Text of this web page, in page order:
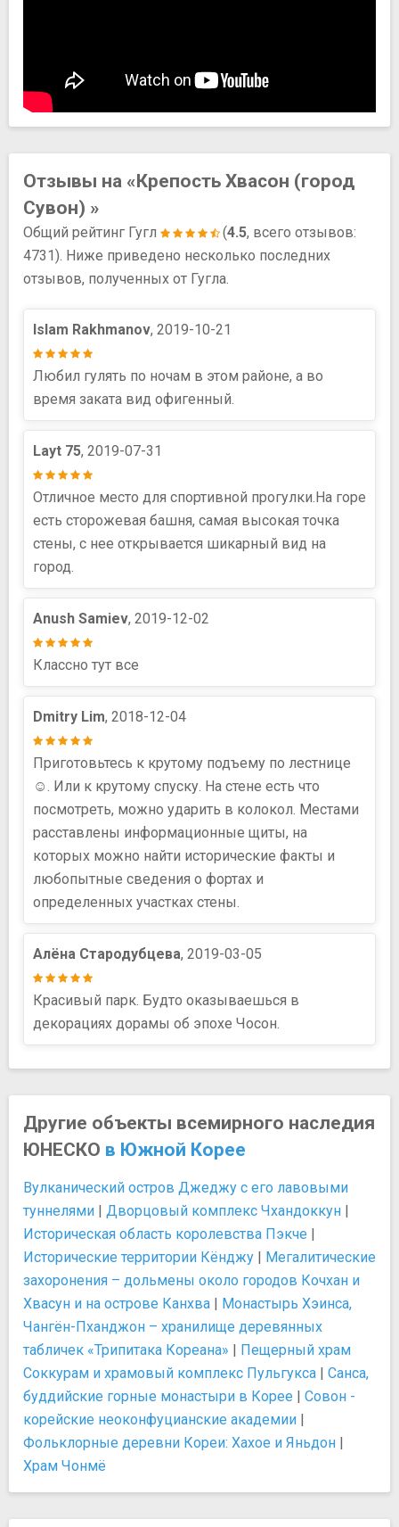
Отзывы на «Крепость Хвасон (город
Сувон) »
Общий рейтинг Гугл (4.5, всего отзывов:
4731). Ниже приведено несколько последних
отзывов, полученных от Гугла.
Islam Rakhmanov, 2019-10-21
Любил гулять по ночам в этом районе, а во
время заката вид офигенный.
Layt 75, 2019-07-31
Отличное место для спортивной прогулки.На горе
есть сторожевая башня, самая высокая точка
стены, с нее открывается шикарный вид на
город.
Anush Samiev, 2019-12-02
Классно тут все
Dmitry Lim, 2018-12-04
Приготовьтесь к крутому подъему по лестнице
☺. Или к крутому спуску. На стене есть что
посмотреть, можно ударить в колокол. Местами
расставлены информационные щиты, на
которых можно найти исторические факты и
любопытные сведения о фортах и
определенных участках стены.
Алёна Стародубцева, 2019-03-05
Красивый парк. Будто оказываешься в
декорациях дорамы об эпохе Чосон.
Другие объекты всемирного наследия
ЮНЕСКО в Южной Корее
Вулканический остров Джеджу с его лавовыми
туннелями | Дворцовый комплекс Чхандоккун |
Историческая область королевства Пэкче |
Исторические территории Кёнджу | Мегалитические
захоронения – дольмены около городов Кочхан и
Хвасун и на острове Канхва | Монастырь Хэинса,
Чангён-Пханджон – хранилище деревянных
табличек «Трипитака Кореана» | Пещерный храм
Соккурам и храмовый комплекс Пульгукса | Санса,
буддийские горные монастыри в Корее | Совон -
корейские неоконфуцианские академии |
Фольклорные деревни Кореи: Хахое и Яньдон |
Храм Чонмё